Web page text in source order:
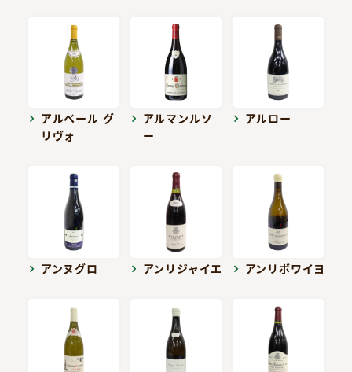
アルベール グ
リヴォ
アルマンルソ
ー
アルロー
アンヌグロ アンリジャイエ アンリボワイヨ